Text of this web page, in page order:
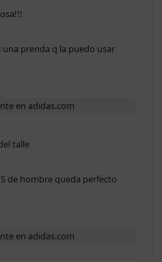
una prenda q la puedo usar
en adidas.com
talle
de hombre queda perfecto
en adidas.com